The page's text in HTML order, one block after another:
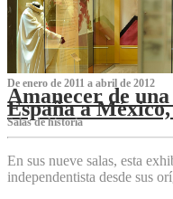
De enero de 2011 a abril de 2012
Amanecer de
España a
Salas de historia
En sus nueve salas, esta
independentista desde sus